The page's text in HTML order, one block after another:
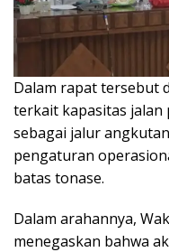
Dalam rapat tersebut
terkait kapasitas jalan
sebagai jalur
pengaturan
batas tonase.
Dalam arahannya,
menegaskan bahwa